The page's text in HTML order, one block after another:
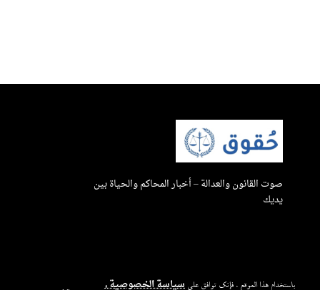
باستخدام هذا الموقع ، فإنك توافق على سياسة الخصوصيةو
صوت القانون والعدالة – أخبار المحاكم والحياة بين
يديك